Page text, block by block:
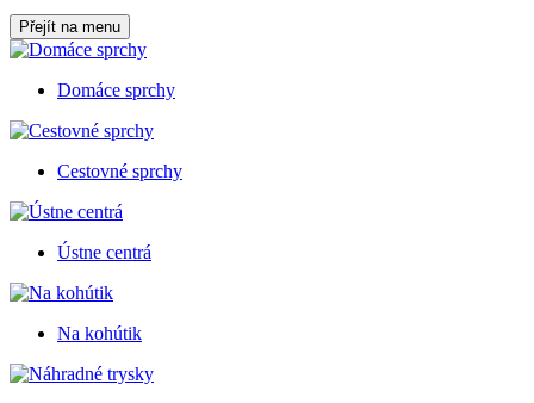
Přejít na menu
Domáce sprchy
Cestovné sprchy
Ústne centrá
Na kohútik